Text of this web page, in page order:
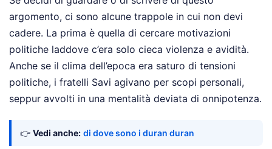
argomento, ci sono alcune trappole in cui non devi
cadere. La prima è quella di cercare motivazioni
politiche laddove c’era solo cieca violenza e avidità.
Anche se il clima dell’epoca era saturo di tensioni
politiche, i fratelli Savi agivano per scopi personali,
seppur avvolti in una mentalità deviata di onnipotenza.
👉 Vedi anche: di dove sono i duran duran